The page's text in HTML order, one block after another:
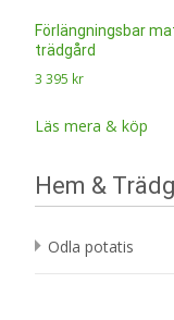
Förlängningsbar
trädgård
3 395 kr
Läs mera & köp
Hem &
Odla potatis